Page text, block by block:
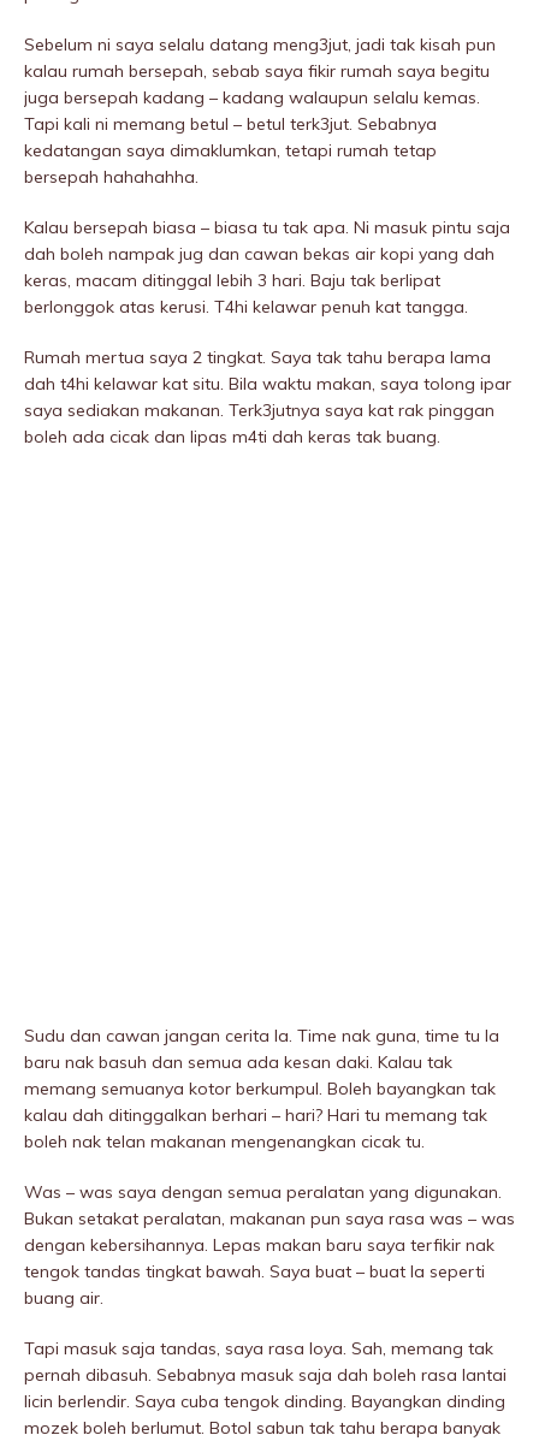
Sebelum ni saya selalu datang meng3jut, jadi tak kisah pun
kalau rumah bersepah, sebab saya fikir rumah saya begitu
juga bersepah kadang – kadang walaupun selalu kemas.
Tapi kali ni memang betul – betul terk3jut. Sebabnya
kedatangan saya dimaklumkan, tetapi rumah tetap
bersepah hahahahha.
Kalau bersepah biasa – biasa tu tak apa. Ni masuk pintu saja
dah boleh nampak jug dan cawan bekas air kopi yang dah
keras, macam ditinggal lebih 3 hari. Baju tak berlipat
berlonggok atas kerusi. T4hi kelawar penuh kat tangga.
Rumah mertua saya 2 tingkat. Saya tak tahu berapa lama
dah t4hi kelawar kat situ. Bila waktu makan, saya tolong ipar
saya sediakan makanan. Terk3jutnya saya kat rak pinggan
boleh ada cicak dan lipas m4ti dah keras tak buang.
Sudu dan cawan jangan cerita la. Time nak guna, time tu la
baru nak basuh dan semua ada kesan daki. Kalau tak
memang semuanya kotor berkumpul. Boleh bayangkan tak
kalau dah ditinggalkan berhari – hari? Hari tu memang tak
boleh nak telan makanan mengenangkan cicak tu.
Was – was saya dengan semua peralatan yang digunakan.
Bukan setakat peralatan, makanan pun saya rasa was – was
dengan kebersihannya. Lepas makan baru saya terfikir nak
tengok tandas tingkat bawah. Saya buat – buat la seperti
buang air.
Tapi masuk saja tandas, saya rasa loya. Sah, memang tak
pernah dibasuh. Sebabnya masuk saja dah boleh rasa lantai
licin berlendir. Saya cuba tengok dinding. Bayangkan dinding
mozek boleh berlumut. Botol sabun tak tahu berapa banyak